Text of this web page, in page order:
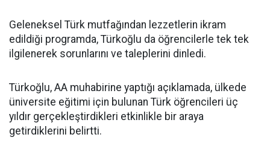
Geleneksel Türk mutfağından lezzetlerin ikram
edildiği programda, Türkoğlu da öğrencilerle tek tek
ilgilenerek sorunlarını ve taleplerini dinledi.
Türkoğlu, AA muhabirine yaptığı açıklamada, ülkede
üniversite eğitimi için bulunan Türk öğrencileri üç
yıldır gerçekleştirdikleri etkinlikle bir araya
getirdiklerini belirtti.